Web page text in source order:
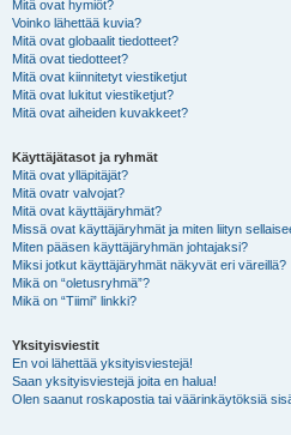
Mitä ovat hymiöt?
Voinko lähettää kuvia?
Mitä ovat globaalit tiedotteet?
Mitä ovat tiedotteet?
Mitä ovat kiinnitetyt viestiketjut
Mitä ovat lukitut viestiketjut?
Mitä ovat aiheiden kuvakkeet?
Käyttäjätasot ja ryhmät
Mitä ovat ylläpitäjät?
Mitä ovatr valvojat?
Mitä ovat käyttäjäryhmät?
Missä ovat käyttäjäryhmät ja miten liityn
Miten pääsen käyttäjäryhmän johtajaksi?
Miksi jotkut käyttäjäryhmät näkyvät eri väreillä?
Mikä on “oletusryhmä”?
Mikä on “Tiimi” linkki?
Yksityisviestit
En voi lähettää yksityisviestejä!
Saan yksityisviestejä joita en halua!
Olen saanut roskapostia tai väärinkäytöksiä